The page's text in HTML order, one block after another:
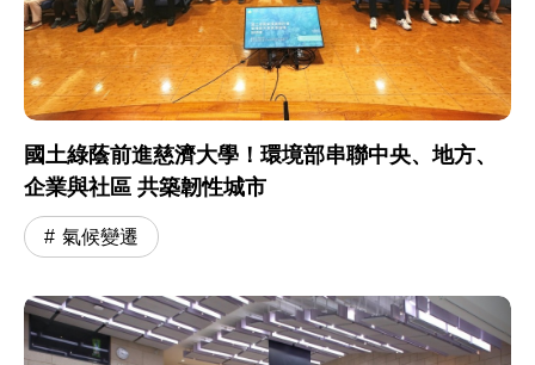
國土綠蔭前進慈濟大學！環境部串聯中央、地方、
企業與社區 共築韌性城市
氣候變遷